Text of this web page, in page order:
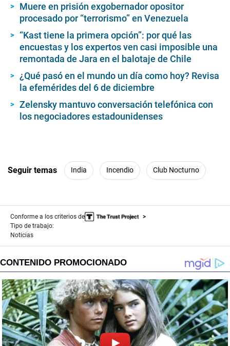
Muere en prisión exgobernador opositor
procesado por “terrorismo” en Venezuela
“Kast tiene la primera opción”: por qué las
encuestas y los expertos ven casi imposible una
remontada de Jara en el balotaje de Chile
¿Qué pasó en el mundo un día como hoy? Revisa
la efemérides del 6 de diciembre
Zelensky mantuvo conversación telefónica con
los negociadores estadounidenses
Seguir temas India Incendio Club Nocturno
Conforme a los criterios de
Tipo de trabajo:
Noticias